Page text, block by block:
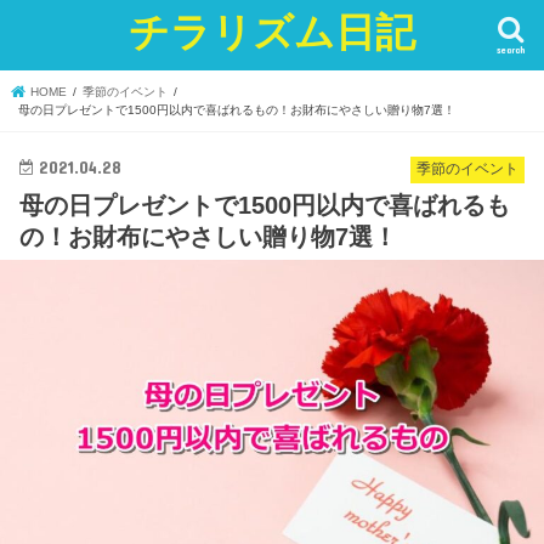
チラリズム日記 search
HOME
季節のイベント
母の日プレゼントで1500円以内で喜ばれるもの！お財布にやさしい贈り物7選！
季節のイベント
2021.04.28
母の日プレゼントで1500円以内で喜ばれるも
の！お財布にやさしい贈り物7選！